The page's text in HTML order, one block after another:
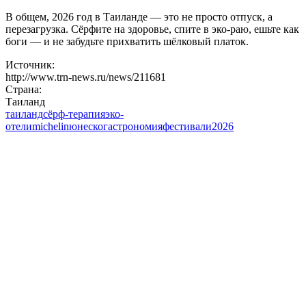
В общем, 2026 год в Таиланде — это не просто отпуск, а
перезагрузка. Сёрфите на здоровье, спите в эко-раю, ешьте как
боги — и не забудьте прихватить шёлковый платок.
Источник:
http://www.trn-news.ru/news/211681
Страна:
Таиланд
таиландсёрф-терапияэко-
отелиmichelinюнескогастрономияфестивали2026